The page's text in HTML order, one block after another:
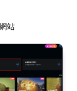
站